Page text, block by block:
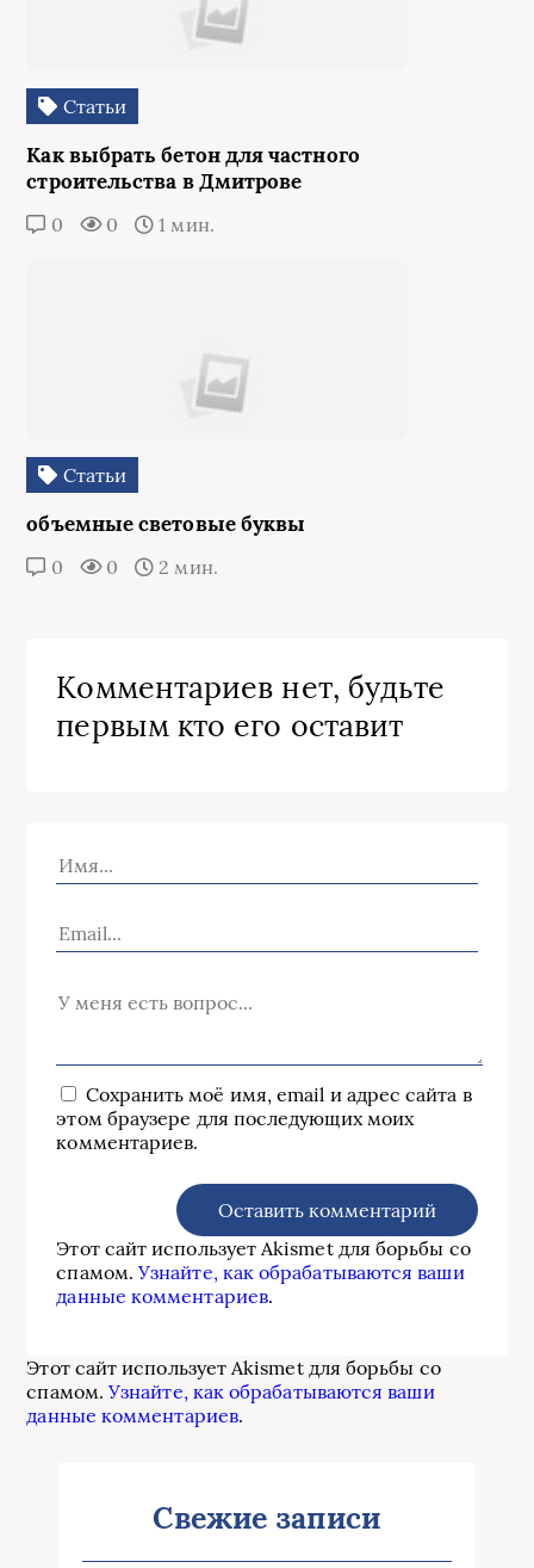
Статьи
Как выбрать бетон для частного
строительства в Дмитрове
0 0 1 мин.
Статьи
объемные световые буквы
0 0 2 мин.
Комментариев нет, будьте
первым кто его оставит
Сохранить моё имя, email и адрес сайта в
этом браузере для последующих моих
комментариев.
Этот сайт использует Akismet для борьбы со
спамом.Узнайте, как обрабатываются ваши
данные комментариев.
Этот сайт использует Akismet для борьбы со
спамом.Узнайте, как обрабатываются ваши
данные комментариев.
Свежие записи